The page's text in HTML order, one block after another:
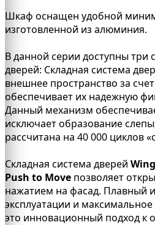
Шкаф оснащен удобной
изготовленной из алюминия.
В данной серии доступны три
дверей: Складная система
внешнее пространство за
обеспечивает их надежную
Данный механизм
исключает образование
рассчитана на 40 000 циклов
Складная система дверей
Push to Move позволяет
нажатием на фасад. Плавный
эксплуатации и
это инновационный подход к